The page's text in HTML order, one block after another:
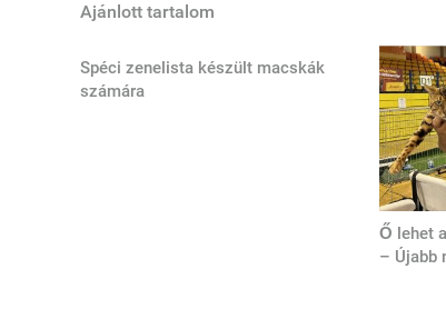
Ajánlott tartalom
Spéci zenelista készült macskák
számára
Ő lehet
– Újabb